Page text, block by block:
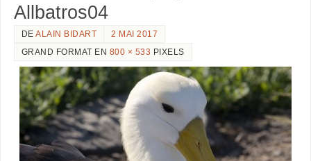
Allbatros04
DEALAIN BIDART
2 MAI 2017
GRAND FORMAT EN 800 × 533 PIXELS